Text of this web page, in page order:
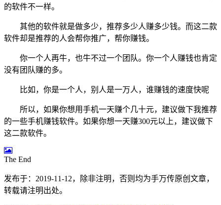
的软件不一样。
其他的软件就是做多少，推荐多少人赚多少钱。而这二款
软件却是推荐的人会帮你推广，帮你赚钱。
你一个人再牛，也牛不过一个团队。你一个人赚钱也肯定
没有团队赚的多。
比如，你是一个人，别人是一万人，谁赚钱的速度快呢
所以，如果你想用手机一天赚个几十元，建议做下我推荐
的一些手机赚钱软件。如果你想一天赚300元以上，建议做下
这二款软件。
The End
发布于：2019-11-12，除非注明，否则均为手万传原创文章，
转载请注明出处。